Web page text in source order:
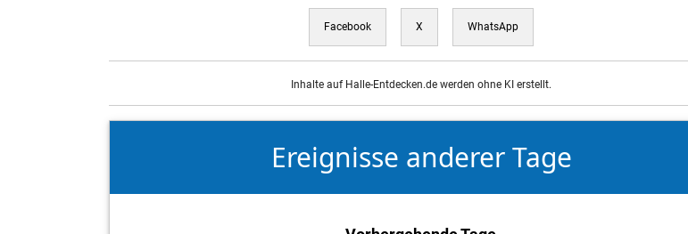
Facebook X WhatsApp
Inhalte auf Halle-Entdecken.de werden ohne KI erstellt.
Ereignisse anderer Tage